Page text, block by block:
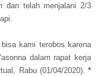
dan telah menjalani 2/3
kami terobos karena
dalam rapat kerja
Rabu (01/04/2020). *